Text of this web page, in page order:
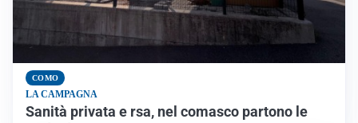
COMO
LA CAMPAGNA
Sanità privata e rsa, nel comasco partono le